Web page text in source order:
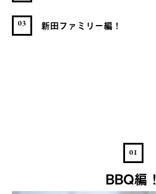
03 新田ファミリー編！
01
BBQ編！